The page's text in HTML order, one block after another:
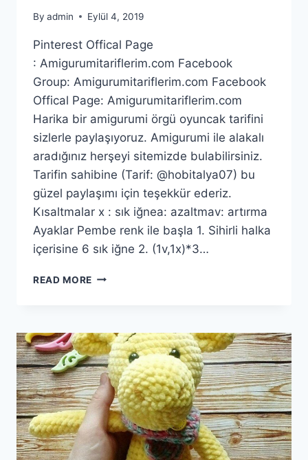
By admin Eylül 4, 2019
Pinterest Offical Page
: Amigurumitariflerim.com Facebook
Group: Amigurumitariflerim.com Facebook
Offical Page: Amigurumitariflerim.com
Harika bir amigurumi örgü oyuncak tarifini
sizlerle paylaşıyoruz. Amigurumi ile alakalı
aradığınız herşeyi sitemizde bulabilirsiniz.
Tarifin sahibine (Tarif: @hobitalya07) bu
güzel paylaşımı için teşekkür ederiz.
Kısaltmalar x : sık iğnea: azaltmav: artırma
Ayaklar Pembe renk ile başla 1. Sihirli halka
içerisine 6 sık iğne 2. (1v,1x)*3…
READ MORE AMIGURUMI